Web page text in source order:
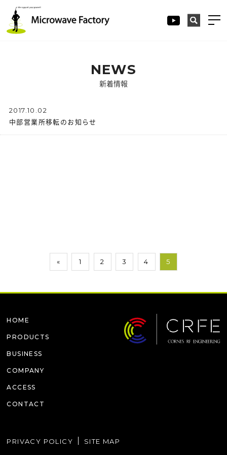
NEWS
新着情報
2017.10.02
中部営業所移転のお知らせ
« 1 2 3 4 5
HOME
PRODUCTS
BUSINESS
COMPANY
ACCESS
CONTACT
PRIVACY POLICY SITE MAP